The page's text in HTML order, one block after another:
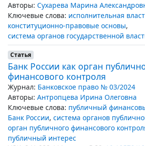
Авторы: Сухарева Марина
Ключевые слова: исполнительная
конституционно-правовые основы,
система органов государственной
Статья
Банк России как орган
финансового контроля
Журнал: Банковское право № 03/2024
Авторы: Антропцева Ирина Олеговна
Ключевые слова: публичный
Банк России, система органов
орган публичного финансового
публичный интерес